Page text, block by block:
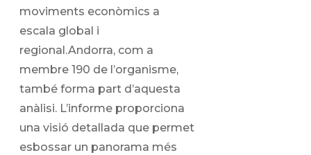
moviments econòmics a
escala global i
regional.Andorra, com a
membre 190 de l’organisme,
també forma part d’aquesta
anàlisi. L’informe proporciona
una visió detallada que permet
esbossar un panorama més